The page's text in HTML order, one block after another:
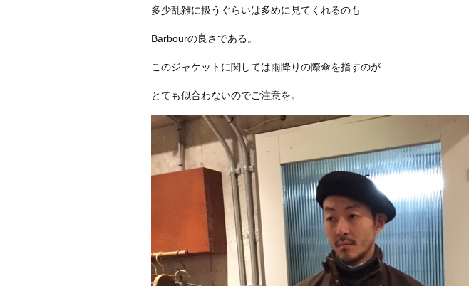
多少乱雑に扱うぐらいは多めに見てくれるのも
Barbourの良さである。
このジャケットに関しては雨降りの際傘を指すのが
とても似合わないのでご注意を。